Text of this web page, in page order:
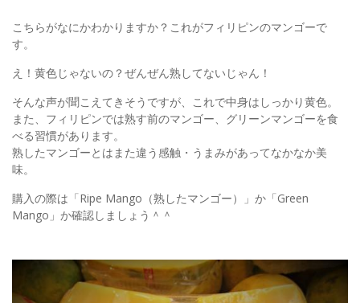
こちらがなにかわかりますか？これがフィリピンのマンゴーで
す。
え！黄色じゃないの？ぜんぜん熟してないじゃん！
そんな声が聞こえてきそうですが、これで中身はしっかり黄色。
また、フィリピンでは熟す前のマンゴー、グリーンマンゴーを食
べる習慣があります。
熟したマンゴーとはまた違う感触・うまみがあってなかなか美
味。
購入の際は「Ripe Mango（熟したマンゴー）」か「Green
Mango」か確認しましょう＾＾